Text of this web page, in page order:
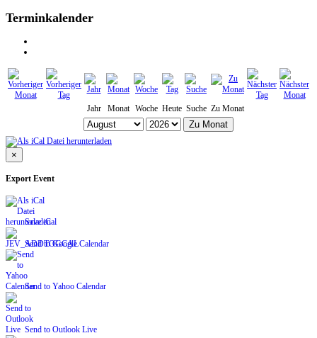
Terminkalender
Jahr Monat Woche Heute Suche Zu Monat
Zu Monat
×
Export Event
Save iCal
Send to Google Calendar
Send to Yahoo Calendar
Send to Outlook Live